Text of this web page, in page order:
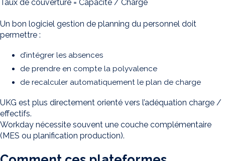
Taux de couverture = Capacité / Charge
Un bon logiciel gestion de planning du personnel doit
permettre :
d’intégrer les absences
de prendre en compte la polyvalence
de recalculer automatiquement le plan de charge
UKG est plus directement orienté vers l’adéquation charge /
effectifs.
Workday nécessite souvent une couche complémentaire
(MES ou planification production).